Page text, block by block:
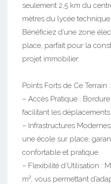
seulement 2,5 km du
mètres du lycée
Bénéficiez d’une zone
place, parfait pour la
projet immobilier.
Points Forts de Ce Terrain :
– Accès Pratique :
facilitant les déplacements
– Infrastructures
une école sur place,
confortable et pratique.
– Flexibilité d’Utilisation :
m², vous permettant